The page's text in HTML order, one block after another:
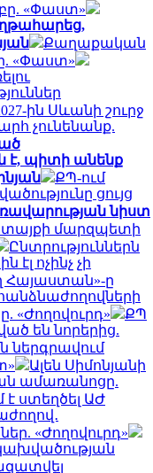
«Փաստ»
Քաղաքական
«Փաստ»
ին Սևանի շուրջ
չունենանք.
է, պիտի անենք
ՔՊ-ում
ցույց
նիստ
մարզպետի
Ընտրություններն
ոչինչ չի
Հայաստան»-ը
«Ժողովուրդ»
ՔՊ
են նորերից.
ներգրավում
Ալեն Սիմոնյանի
ամառանոցը.
ստեղծել ԱԺ
«Ժողովուրդ»